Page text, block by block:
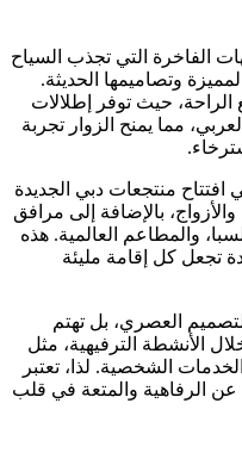
الفاخرة التي تجذب السياح
وتصاميمها الحديثة.
الراحة، حيث توفر إطلالات
مما يمنح الزوار تجربة
منتجعات دبي الجديدة
بالإضافة إلى مرافق
والمطاعم العالمية. هذه
تجعل كل إقامة مليئة
العصري، بل تهتم
الأنشطة الترفيهية، مثل
الشخصية. لذا، تعتبر
عن الرفاهية والمتعة في قلب